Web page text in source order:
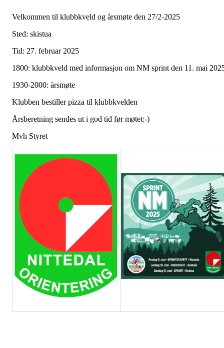
Velkommen til klubbkveld og årsmøte den 27/2-2025
Sted: skistua
Tid: 27. februar 2025
1800: klubbkveld med informasjon om NM sprint den 11. mai
1930-2000: årsmøte
Klubben bestiller pizza til klubbkvelden
Årsberetning sendes ut i god tid før møtet:-)
Mvh Styret